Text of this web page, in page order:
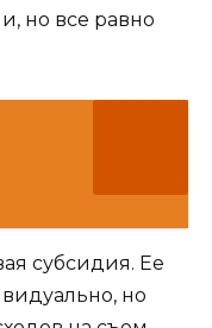
но все равно
субсидия. Ее
но